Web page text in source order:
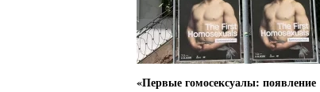
«Первые гомосексуалы: появление